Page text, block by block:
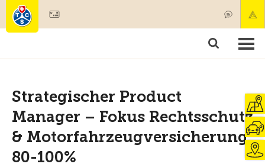
Societariato & prestazioni
Strategischer Product
Manager – Fokus Rechtsschutz
& Motorfahrzeugversicherung
80-100%